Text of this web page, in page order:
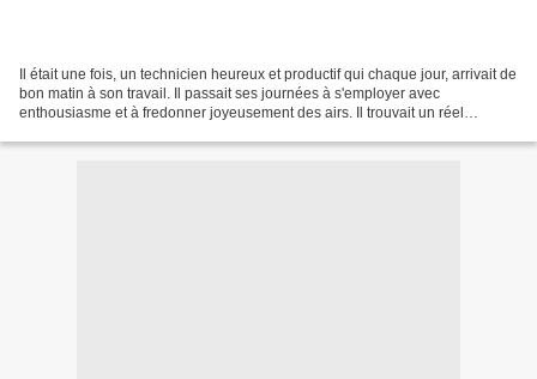
Il était une fois, un technicien heureux et productif qui chaque jour, arrivait de
bon matin à son travail. Il passait ses journées à s'employer avec
enthousiasme et à fredonner joyeusement des airs. Il trouvait un réel